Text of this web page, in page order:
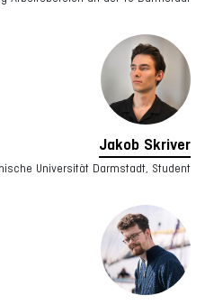
Jakob Skriver
Universität Darmstadt, Student